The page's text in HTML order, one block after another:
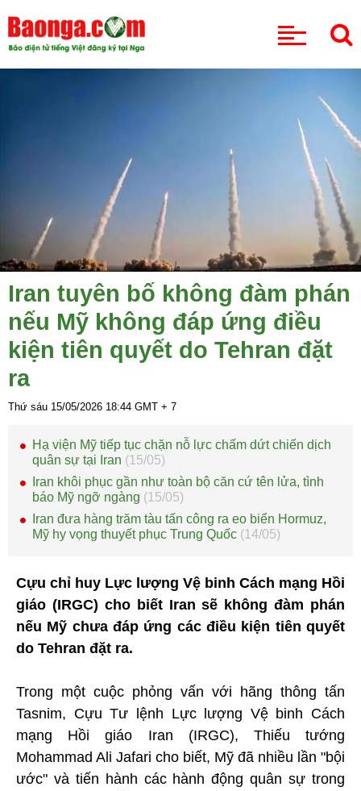
Iran tuyên bố không đàm phán
nếu Mỹ không đáp ứng điều
kiện tiên quyết do Tehran đặt
ra
Thứ sáu 15/05/2026 18:44 GMT + 7
Hạ viện Mỹ tiếp tục chặn nỗ lực chấm dứt chiến dịch
quân sự tại Iran (15/05)
Iran khôi phục gần như toàn bộ căn cứ tên lửa, tình
báo Mỹ ngỡ ngàng (15/05)
Iran đưa hàng trăm tàu tấn công ra eo biển Hormuz,
Mỹ hy vọng thuyết phục Trung Quốc (14/05)
Cựu chỉ huy Lực lượng Vệ binh Cách mạng Hồi
giáo (IRGC) cho biết Iran sẽ không đàm phán
nếu Mỹ chưa đáp ứng các điều kiện tiên quyết
do Tehran đặt ra.
Trong một cuộc phỏng vấn với hãng thông tấn
Tasnim, Cựu Tư lệnh Lực lượng Vệ binh Cách
mạng Hồi giáo Iran (IRGC), Thiếu tướng
Mohammad Ali Jafari cho biết, Mỹ đã nhiều lần "bội
ước" và tiến hành các hành động quân sự trong